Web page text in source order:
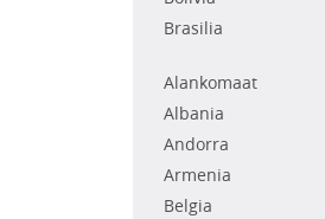
Brasilia
Alankomaat
Albania
Andorra
Armenia
Belgia